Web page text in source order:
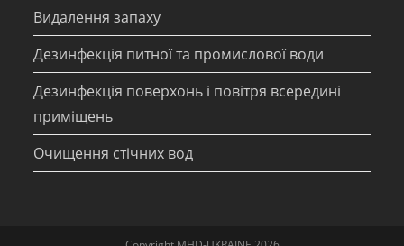
Видалення запаху
Дезинфекція питної та промислової води
Дезинфекція поверхонь і повітря всередині
приміщень
Очищення стічних вод